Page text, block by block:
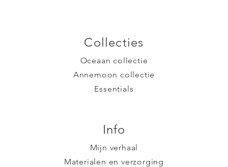
Collecties
Oceaan collectie
Annemoon collectie
Essentials
Info
Mijn verhaal
Materialen en verzorging